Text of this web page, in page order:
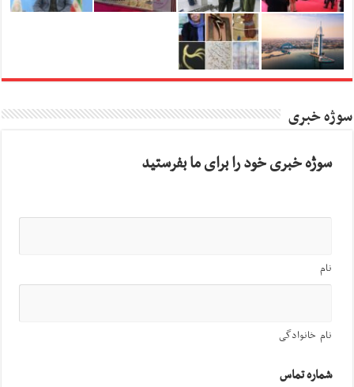
سوژه خبری
سوژه خبری خود را برای ما بفرستید
نام
نام خانوادگی
شماره تماس